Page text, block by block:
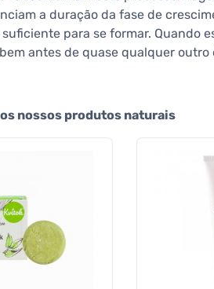
a duração da fase de
para se formar. Quando
antes de quase qualquer outro
nossos produtos naturais